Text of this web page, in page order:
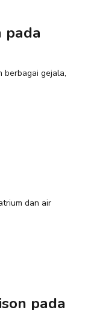
pada
berbagai gejala,
dan air
pada